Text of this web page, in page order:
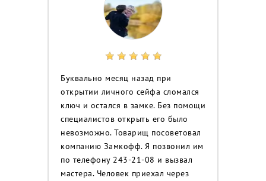
Буквально месяц назад при
открытии личного сейфа сломался
ключ и остался в замке. Без помощи
специалистов открыть его было
невозможно. Товарищ посоветовал
компанию Замкофф. Я позвонил им
по телефону 243-21-08 и вызвал
мастера. Человек приехал через